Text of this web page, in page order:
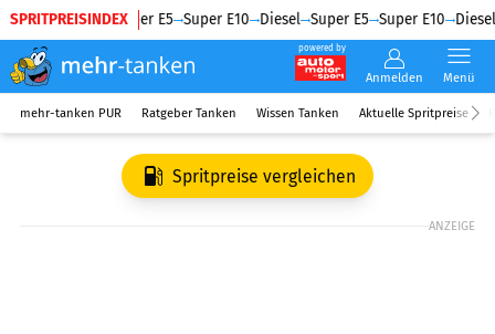
SPRITPREISINDEX
Diesel Super E5 Super E10 Diesel Super E5 Super E10 Diesel
powered by
Anmelden Menü
mehr-tanken PUR Ratgeber Tanken Wissen Tanken Aktuelle Spritpreise
Spritpreise vergleichen
ANZEIGE